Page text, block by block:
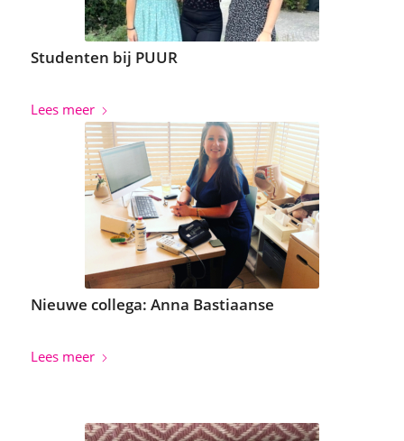
Studenten bij PUUR
Lees meer
Nieuwe collega: Anna Bastiaanse
Lees meer